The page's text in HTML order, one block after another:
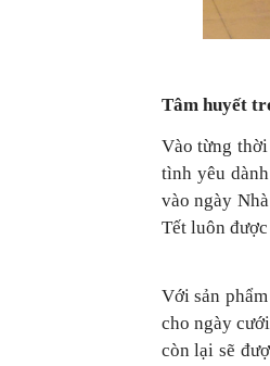
Tâm huyết
Vào từng
tình yêu
vào ngày
Tết luôn
Với sản
cho ngày
còn lại sẽ